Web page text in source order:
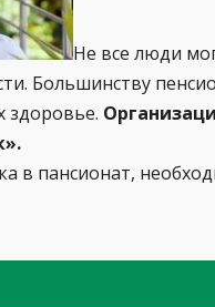
Не все люди
Большинству
здоровье.
в пансионат,